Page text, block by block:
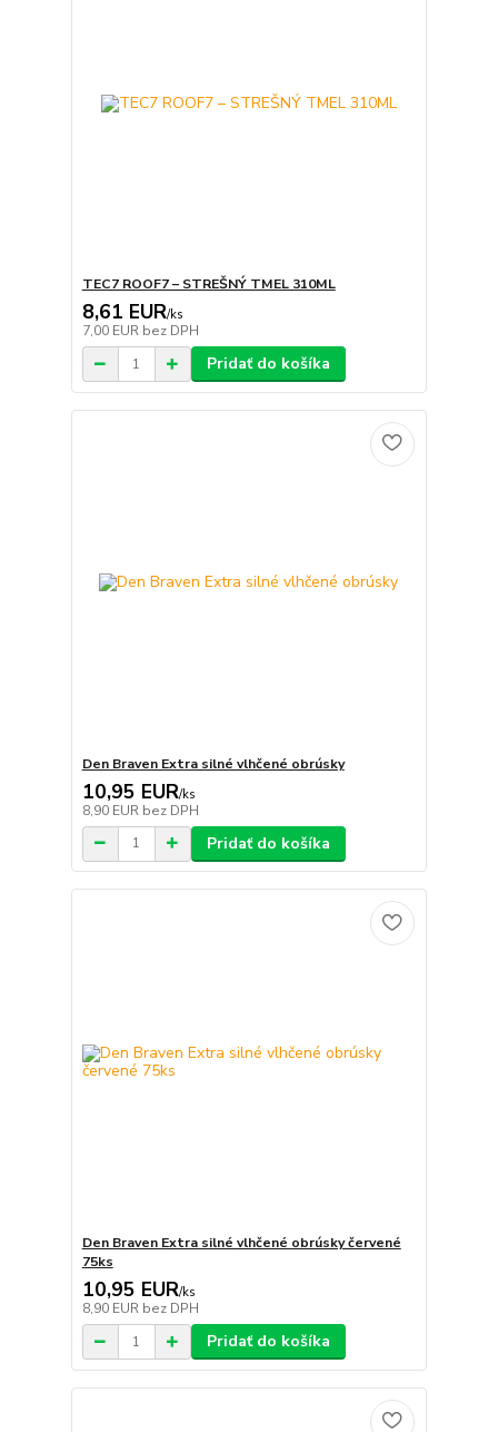
TEC7 ROOF7 – STREŠNÝ TMEL 310ML
8,61 EUR/ks
7,00 EUR bez DPH
Pridať do košíka
Den Braven Extra silné vlhčené obrúsky
10,95 EUR/ks
8,90 EUR bez DPH
Pridať do košíka
Den Braven Extra silné vlhčené obrúsky červené
75ks
10,95 EUR/ks
8,90 EUR bez DPH
Pridať do košíka